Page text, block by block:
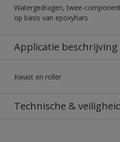
Watergedragen, twee-
op basis van epoxyhars
Applicatie beschrijving
Kwast en roller
Technische &